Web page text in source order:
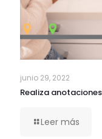
junio 29, 2022
Realiza
Leer más